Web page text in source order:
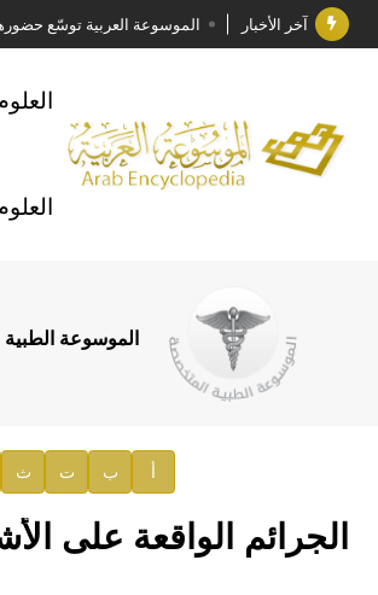
آخر الأخبار الموسوعة العربية توسّع
جائزة مجمع الملك سلمان العالمي
الأستاذ إياد خالد الطباع مدير
السيد محمد ياسين صالح وزيرا
توصيات مجلس الإدارة
صدور المجلد السابع من
إعلان..
هيئة الموسوعة العربية تطلق
الموسوعة الطبية
أ ب ت ث
الجرائم الواقعة على